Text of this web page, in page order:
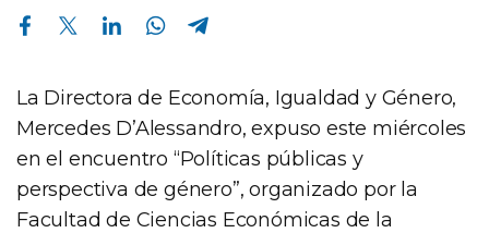
Compartir en Facebook Compartir en Twitter Compartir en Linkedin Compartir en Whatsapp
La Directora de Economía, Igualdad y Género,
Mercedes D’Alessandro, expuso este miércoles
en el encuentro “Políticas públicas y
perspectiva de género”, organizado por la
Facultad de Ciencias Económicas de la